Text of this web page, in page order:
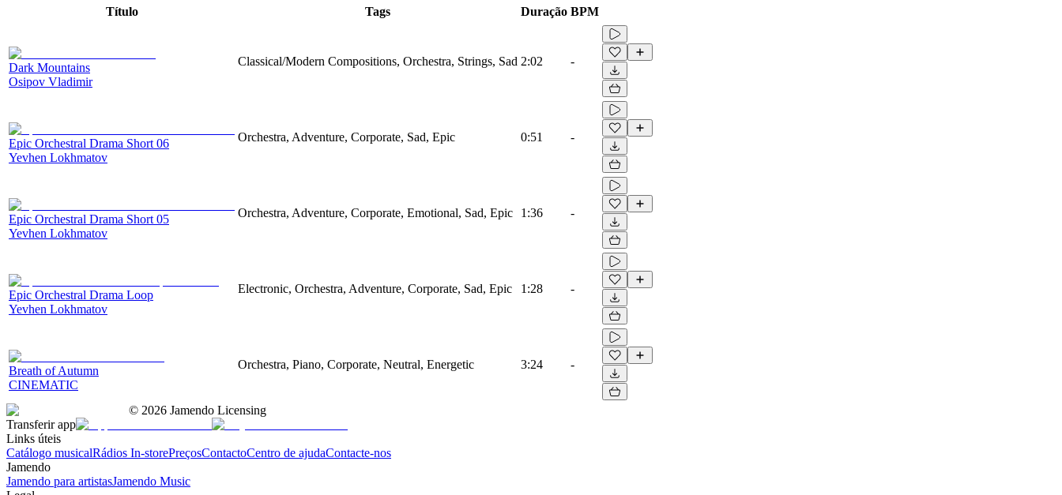
Título Tags Duração BPM
Dark Mountains
Osipov Vladimir
Classical/Modern Compositions, Orchestra, Strings, Sad 2:02 -
Epic Orchestral Drama Short 06
Yevhen Lokhmatov
Orchestra, Adventure, Corporate, Sad, Epic 0:51 -
Epic Orchestral Drama Short 05
Yevhen Lokhmatov
Orchestra, Adventure, Corporate, Emotional, Sad, Epic 1:36 -
Epic Orchestral Drama Loop
Yevhen Lokhmatov
Electronic, Orchestra, Adventure, Corporate, Sad, Epic 1:28 -
Breath of Autumn
CINEMATIC
Orchestra, Piano, Corporate, Neutral, Energetic 3:24 -
© 2026 Jamendo Licensing
Transferir app
Links úteis
Catálogo musicalRádios In-storePreçosContactoCentro de ajudaContacte-nos
Jamendo
Jamendo para artistasJamendo Music